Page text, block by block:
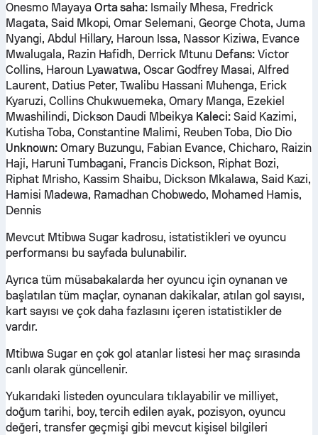
Onesmo Mayaya Orta saha: Ismaily Mhesa, Fredrick
Magata, Said Mkopi, Omar Selemani, George Chota, Juma
Nyangi, Abdul Hillary, Haroun Issa, Nassor Kiziwa, Evance
Mwalugala, Razin Hafidh, Derrick Mtunu Defans:Victor
Collins, Haroun Lyawatwa, Oscar Godfrey Masai, Alfred
Laurent, Datius Peter, Twalibu Hassani Muhenga, Erick
Kyaruzi, Collins Chukwuemeka, Omary Manga, Ezekiel
Mwashilindi, Dickson Daudi Mbeikya Kaleci:Said Kazimi,
Kutisha Toba, Constantine Malimi, Reuben Toba, Dio Dio
Unknown:Omary Buzungu, Fabian Evance, Chicharo, Raizin
Haji, Haruni Tumbagani, Francis Dickson, Riphat Bozi,
Riphat Mrisho, Kassim Shaibu, Dickson Mkalawa, Said Kazi,
Hamisi Madewa, Ramadhan Chobwedo, Mohamed Hamis,
Dennis
Mevcut Mtibwa Sugar kadrosu, istatistikleri ve oyuncu
performansı bu sayfada bulunabilir.
Ayrıca tüm müsabakalarda her oyuncu için oynanan ve
başlatılan tüm maçlar, oynanan dakikalar, atılan gol sayısı,
kart sayısı ve çok daha fazlasını içeren istatistikler de
vardır.
Mtibwa Sugar en çok gol atanlar listesi her maç sırasında
canlı olarak güncellenir.
Yukarıdaki listeden oyunculara tıklayabilir ve milliyet,
doğum tarihi, boy, tercih edilen ayak, pozisyon, oyuncu
değeri, transfer geçmişi gibi mevcut kişisel bilgileri